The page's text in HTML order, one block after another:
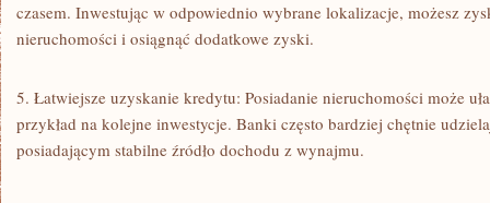
czasem. Inwestując w odpowiednio wybrane⁣ lokalizacje, możesz
‌nieruchomości⁢ i osiągnąć dodatkowe zyski.
5. Łatwiejsze uzyskanie ‍kredytu: Posiadanie nieruchomości może
przykład na kolejne inwestycje. Banki często bardziej⁣ chętnie
⁤posiadającym‍ stabilne źródło dochodu z wynajmu.